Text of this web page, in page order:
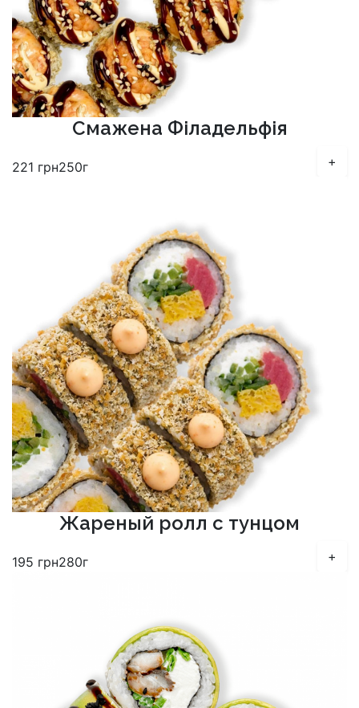
Смажена Філадельфія
221 грн250г +
Жареный ролл с тунцом
195 грн280г +